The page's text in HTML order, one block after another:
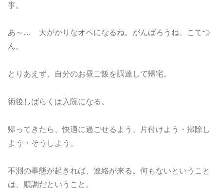
事。
あ～… 大がかりなオペになるね。がんばろうね、こてつ
ん。
とりあえず、自分のお昼ご飯を調達して帰宅。
術後しばらくは入院になる。
帰ってきたら、快適に過ごせるよう、片付けよう・掃除し
よう・そうしよう。
不測の事態が起きれば、連絡が来る。何もないということ
は、順調だということ。